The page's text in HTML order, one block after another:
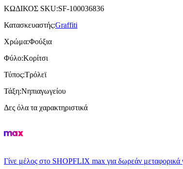
ΚΩΔΙΚΟΣ SKU:SF-100036836
Κατασκευαστής:Graffiti
Χρώμα:Φούξια
Φύλο:Κορίτσι
Τύπος:Τρόλεϊ
Τάξη:Νηπιαγωγείου
Δες όλα τα χαρακτηριστικά
Γίνε μέλος στο SHOPFLIX max για δωρεάν μεταφορικά